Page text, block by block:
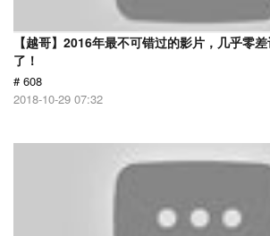
【越哥】2016年最不可错过的影片，几乎零
了！
# 608
2018-10-29 07:32